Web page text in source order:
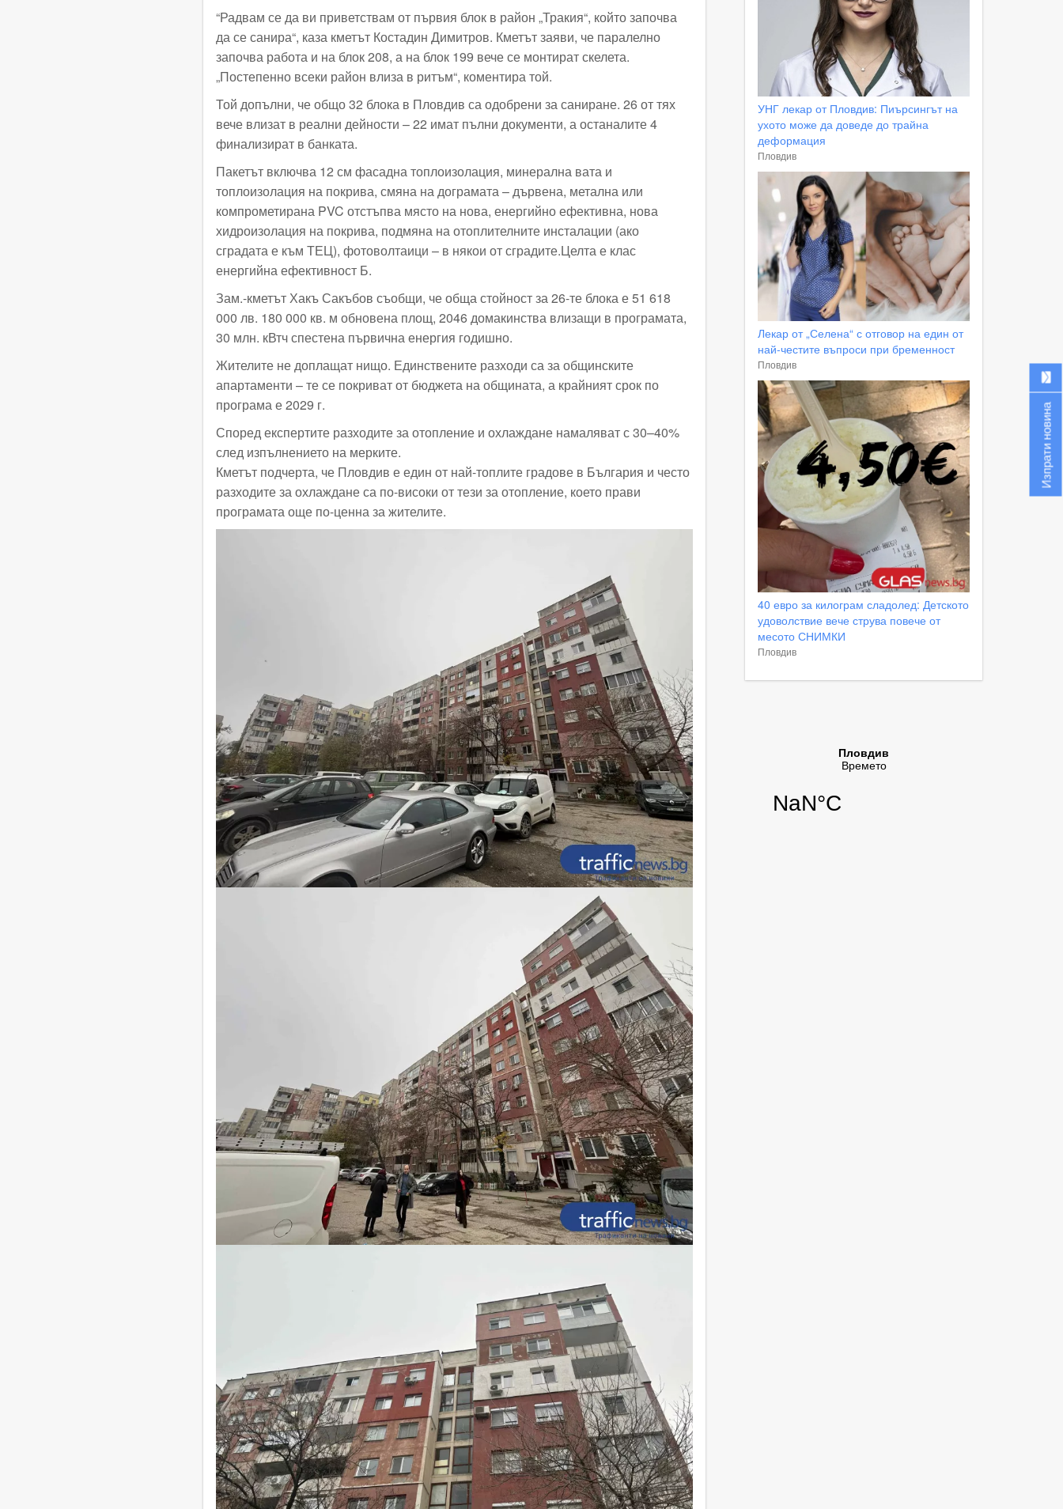
“Радвам се да ви приветствам от първия блок в район „Тракия“, който започва
да се санира“, каза кметът Костадин Димитров. Кметът заяви, че паралелно
започва работа и на блок 208, а на блок 199 вече се монтират скелета.
„Постепенно всеки район влиза в ритъм“, коментира той.
Той допълни, че общо 32 блока в Пловдив са одобрени за саниране. 26 от тях
вече влизат в реални дейности – 22 имат пълни документи, а останалите 4
финализират в банката.
Пакетът включва 12 см фасадна топлоизолация, минерална вата и
топлоизолация на покрива, смяна на дограмата – дървена, метална или
компрометирана PVC отстъпва място на нова, енергийно ефективна, нова
хидроизолация на покрива, подмяна на отоплителните инсталации (ако
сградата е към ТЕЦ), фотоволтаици – в някои от сградите.Целта е клас
енергийна ефективност Б.
Зам.-кметът Хакъ Сакъбов съобщи, че обща стойност за 26-те блока е 51 618
000 лв. 180 000 кв. м обновена площ, 2046 домакинства влизащи в програмата,
30 млн. кВтч спестена първична енергия годишно.
Жителите не доплащат нищо. Единствените разходи са за общинските
апартаменти – те се покриват от бюджета на общината, а крайният срок по
програма е 2029 г.
Според експертите разходите за отопление и охлаждане намаляват с 30–40%
след изпълнението на мерките.
Кметът подчерта, че Пловдив е един от най-топлите градове в България и често
разходите за охлаждане са по-високи от тези за отопление, което прави
програмата още по-ценна за жителите.
УНГ лекар от Пловдив: Пиърсингът на
ухото може да доведе до трайна
деформация
Пловдив
Лекар от „Селена“ с отговор на един от
най-честите въпроси при бременност
Пловдив
40 евро за килограм сладолед: Детското
удоволствие вече струва повече от
месото СНИМКИ
Пловдив
Изпрати новина